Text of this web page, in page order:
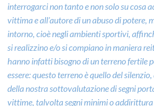
interrogarci non tanto e non solo su cosa
vittima e all’autore di un abuso di potere,
intorno, cioè negli ambienti sportivi,
si realizzino e/o si compiano in maniera
hanno infatti bisogno di un terreno fertile
essere: questo terreno è quello del
della nostra sottovalutazione di segni
vittime, talvolta segni minimi o